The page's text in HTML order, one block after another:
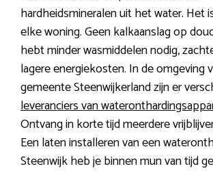
hardheidsmineralen uit het water. Het
elke woning. Geen kalkaanslag op
hebt minder wasmiddelen nodig,
lagere energiekosten. In de omgeving
gemeente Steenwijkerland zijn er
leveranciers van
Ontvang in korte tijd meerdere
Een laten installeren van een
Steenwijk heb je binnen mun van tijd